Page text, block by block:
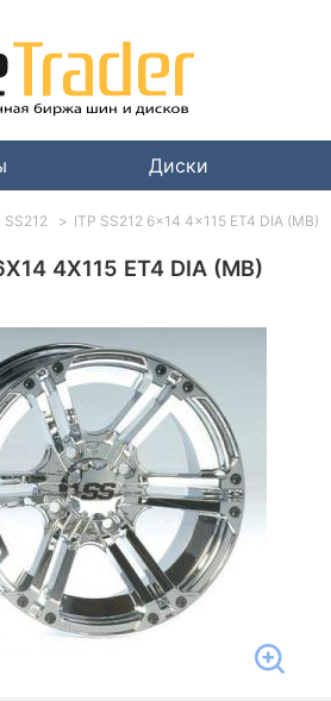
Диски
4X115 ET4 DIA (MB)
SS212 ITP SS212 6x14 4x115 ET4 DIA (MB)